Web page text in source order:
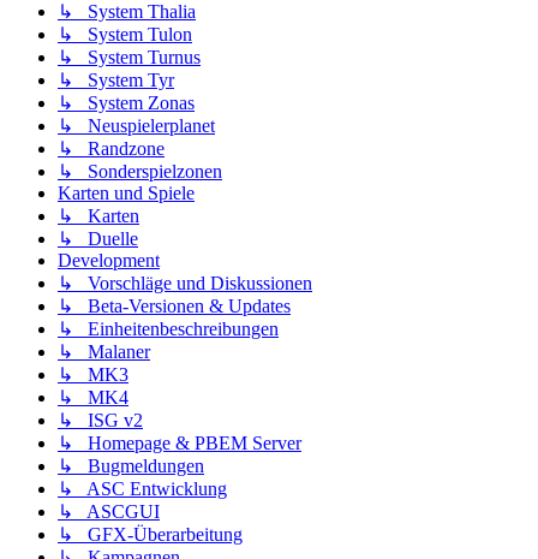
↳ System Thalia
↳ System Tulon
↳ System Turnus
↳ System Tyr
↳ System Zonas
↳ Neuspielerplanet
↳ Randzone
↳ Sonderspielzonen
Karten und Spiele
↳ Karten
↳ Duelle
Development
↳ Vorschläge und Diskussionen
↳ Beta-Versionen & Updates
↳ Einheitenbeschreibungen
↳ Malaner
↳ MK3
↳ MK4
↳ ISG v2
↳ Homepage & PBEM Server
↳ Bugmeldungen
↳ ASC Entwicklung
↳ ASCGUI
↳ GFX-Überarbeitung